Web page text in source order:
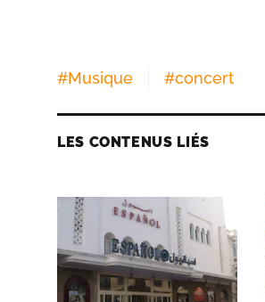
#Musique #concert
LES CONTENUS LIÉS